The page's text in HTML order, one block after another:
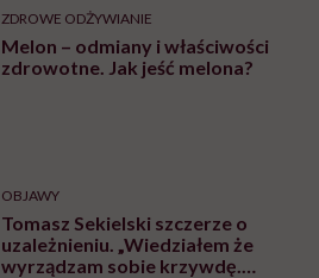
ZDROWE ODŻYWIANIE
Melon – odmiany i właściwości
zdrowotne. Jak jeść melona?
OBJAWY
Tomasz Sekielski szczerze o
uzależnieniu. „Wiedziałem że
wyrządzam sobie krzywdę.